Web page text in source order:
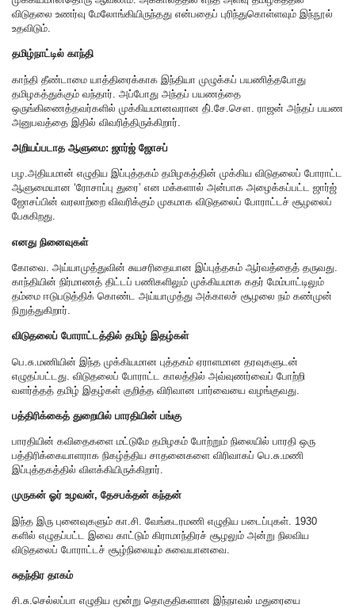
விடுதலை உணர்வு மேலோங்கியிருந்தது என்பதைப் புரிந்துகொள்ளவும் இந்நூல்
உதவிடும்.
தமிழ்நாட்டில் காந்தி
காந்தி தீண்டாமை யாத்திரைக்காக இந்தியா முழுக்கப் பயணித்தபோது
தமிழகத்துக்கும் வந்தார். அப்போது அந்தப் பயணத்தை
ஒருங்கிணைத்தவர்களில் முக்கியமானவரான தி்.சே.சௌ. ராஜன் அந்தப் பயண
அனுபவத்தை இதில் விவரித்திருக்கிறார்.
அறியப்படாத ஆளுமை: ஜார்ஜ் ஜோசப்
பழ.அதியமான் எழுதிய இப்புத்தகம் தமிழகத்தின் முக்கிய விடுதலைப் போராட்ட
ஆளுமையான ‘ரோசாப்பு துரை’ என மக்களால் அன்பாக அழைக்கப்பட்ட ஜார்ஜ்
ஜோசப்பின் வரலாற்றை விவரிக்கும் முகமாக விடுதலைப் போராட்டச் சூழலைப்
பேசுகிறது.
எனது நினைவுகள்
கோவை. அய்யாமுத்துவின் சுயசரிதையான இப்புத்தகம் ஆர்வத்தைத் தருவது.
காந்தியின் நிர்மாணத் திட்டப் பணிகளிலும் முக்கியமாக கதர் மேம்பாட்டிலும்
தம்மை ஈடுபடுத்திக் கொண்ட அய்யாமுத்து அக்காலச் சூழலை நம் கண்முன்
நிறுத்துகிறார்.
விடுதலைப் போராட்டத்தில் தமிழ் இதழ்கள்
பெ.சு.மணியின் இந்த முக்கியமான புத்தகம் ஏராளமான தரவுகளுடன்
எழுதப்பட்டது. விடுதலைப் போராட்ட காலத்தில் அவ்வுணர்வைப் போற்றி
வளர்த்தத் தமிழ் இதழ்கள் குறித்த விரிவான பார்வையை வழங்குவது.
பத்திரிக்கைத் துறையில் பாரதியின் பங்கு
பாரதியின் கவிதைகளை மட்டுமே தமிழகம் போற்றும் நிலையில் பாரதி ஒரு
பத்திரிக்கையாளராக நிகழ்த்திய சாதனைகளை விரிவாகப் பெ.சு.மணி
இப்புத்தகத்தில் விளக்கியிருக்கிறார்.
முருகன் ஓர் உழவன், தேசபக்தன் கந்தன்
இந்த இரு புனைவுகளும் கா.சி. வேங்கடரமணி எழுதிய படைப்புகள். 1930
களில் எழுதப்பட்ட இவை காட்டும் கிராமாந்திரச் சூழலும் அன்று நிலவிய
விடுதலைப் போராட்டச் சூழ்நிலையும் சுவையானவை.
சுதந்திர தாகம்
சி.சு.செல்லப்பா எழுதிய மூன்று தொகுதிகளான இந்நாவல் மதுரையை